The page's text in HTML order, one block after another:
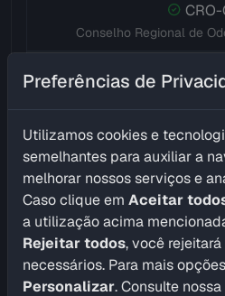
CRO-
Conselho Regional de
Conselho Regional de
CRO-
Conselho Regional de
CRO-
Conselho Regional de
CRO-
Conselho Regional de
Preferências de
Utilizamos cookies e
semelhantes para auxiliar a
melhorar nossos serviços e
Caso clique em Aceitar
a utilização acima
Rejeitar todos, você
necessários. Para mais
Personalizar. Consulte nossa